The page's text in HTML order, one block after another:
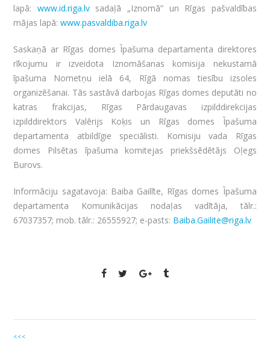
lapā: www.id.riga.lvsadaļā „Iznomā” un Rīgas pašvaldības
mājas lapā:www.pasvaldiba.riga.lv
Saskaņā ar Rīgas domes Īpašuma departamenta direktores
rīkojumu ir izveidota Iznomāšanas komisija nekustamā
īpašuma Nometņu ielā 64, Rīgā nomas tiesību izsoles
organizēšanai. Tās sastāvā darbojas Rīgas domes deputāti no
katras frakcijas, Rīgas Pārdaugavas izpilddirekcijas
izpilddirektors Valērijs Koķis un Rīgas domes Īpašuma
departamenta atbildīgie speciālisti. Komisiju vada Rīgas
domes Pilsētas īpašuma komitejas priekšsēdētājs Oļegs
Burovs.
Informāciju sagatavoja: Baiba Gailīte, Rīgas domes Īpašuma
departamenta Komunikācijas nodaļas vadītāja, tālr.:
67037357; mob. tālr.: 26555927; e-pasts: Baiba.Gailite@riga.lv
<<<